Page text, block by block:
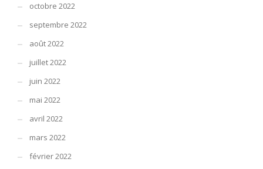
octobre 2022
septembre 2022
août 2022
juillet 2022
juin 2022
mai 2022
avril 2022
mars 2022
février 2022